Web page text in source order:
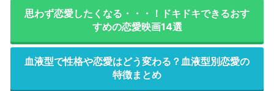
思わず恋愛したくなる・・・！ドキドキできるおす
すめの恋愛映画14選
血液型で性格や恋愛はどう変わる？血液型別恋愛の
特徴まとめ